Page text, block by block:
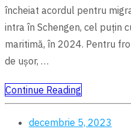
încheiat acordul pentru
intra în Schengen, cel puțin
maritimă, în 2024. Pentru
de uşor, …
Continue Reading
decembrie 5, 2023